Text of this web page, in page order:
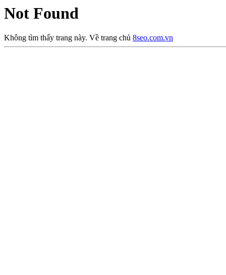
Not Found
Không tìm thấy trang này. Về trang chủ 8seo.com.vn